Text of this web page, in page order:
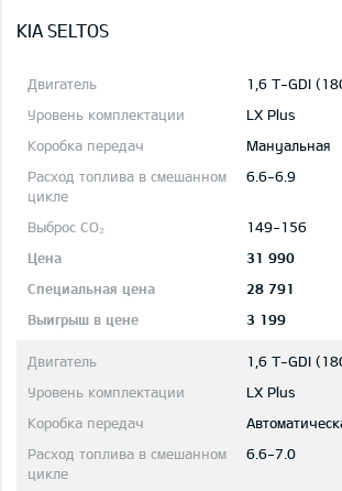
KIA SELTOS
1,6 T-GDI
LX Plus
Mануальная
6.6-6.9
149-156
31 990
28 791
3 199
1,6 T-GDI
LX Plus
6.6-7.0